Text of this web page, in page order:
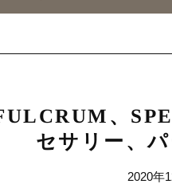
、
セサリー、
2020年